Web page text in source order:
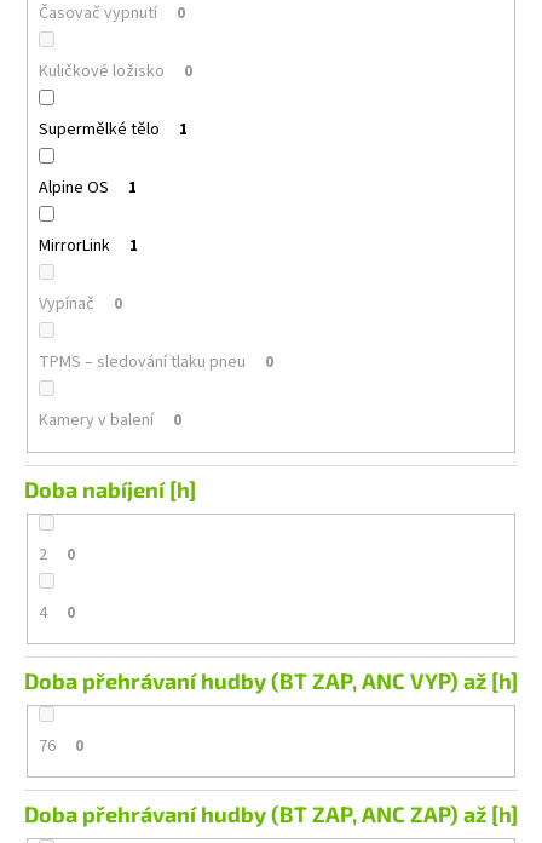
Časovač vypnutí 0
Kuličkové ložisko 0
Supermělké tělo 1
Alpine OS 1
MirrorLink 1
Vypínač 0
TPMS – sledování tlaku pneu 0
Kamery v balení 0
Doba nabíjení [h]
2 0
4 0
Doba přehrávaní hudby (BT ZAP, ANC VYP) až [h]
76 0
Doba přehrávaní hudby (BT ZAP, ANC ZAP) až [h]